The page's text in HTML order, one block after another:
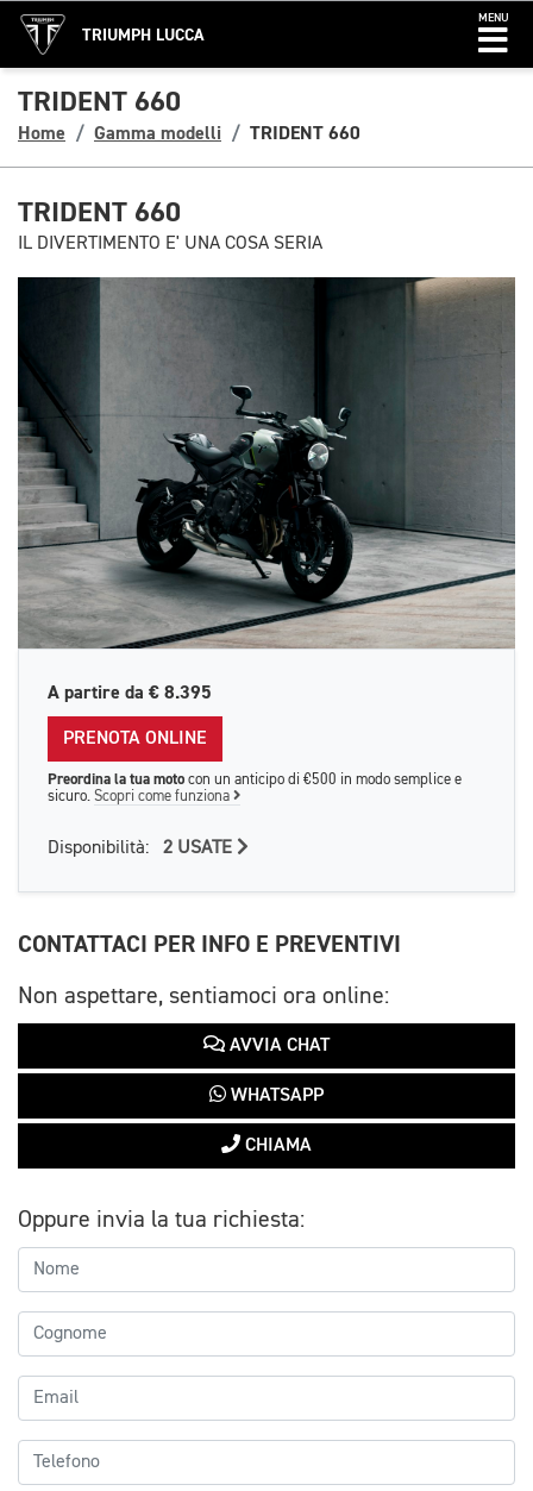
TRIUMPH LUCCA
MENU
TRIDENT 660
Home Gamma modelli TRIDENT 660
TRIDENT 660
IL DIVERTIMENTO E' UNA COSA SERIA
A partire da € 8.395
PRENOTA ONLINE
Preordina la tua moto con un anticipo di €500 in modo semplice e
sicuro. Scopri come funziona
Disponibilità: 2 USATE
CONTATTACI PER INFO E PREVENTIVI
Non aspettare, sentiamoci ora online:
AVVIA CHAT
WHATSAPP
CHIAMA
Oppure invia la tua richiesta: